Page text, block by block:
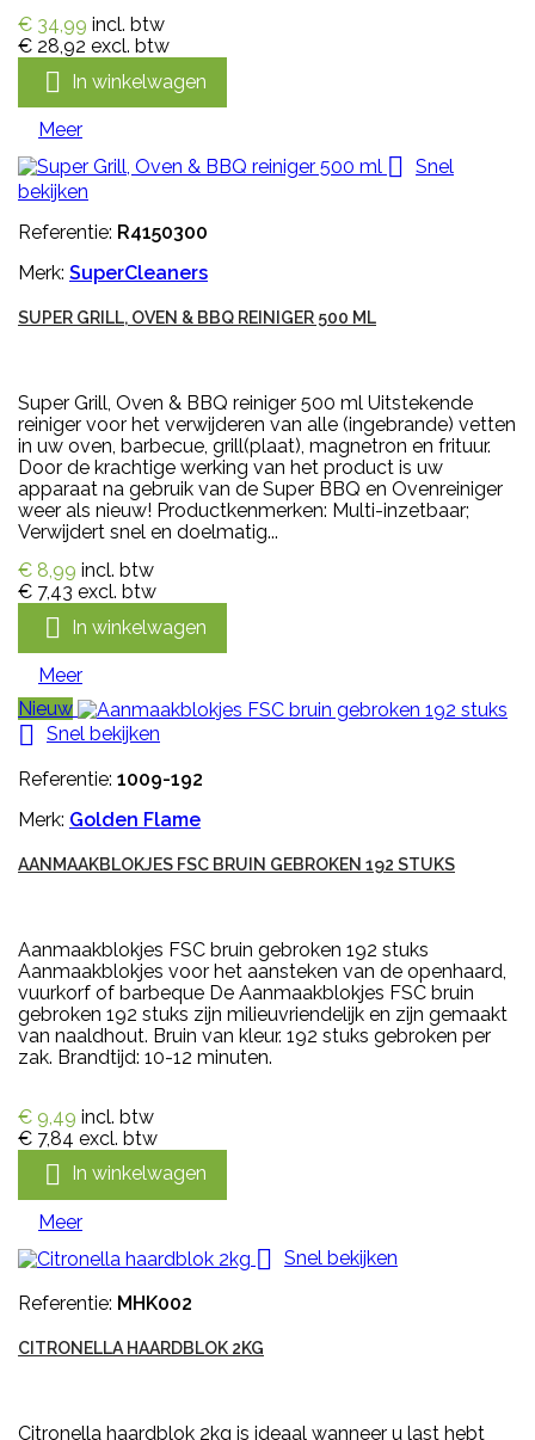
€ 34,99 incl. btw
€ 28,92 excl. btw
 In winkelwagen
Meer

Snel
bekijken
Referentie: R4150300
Merk: SuperCleaners
SUPER GRILL, OVEN & BBQ REINIGER 500 ML
Super Grill, Oven & BBQ reiniger 500 ml Uitstekende
reiniger voor het verwijderen van alle (ingebrande) vetten
in uw oven, barbecue, grill(plaat), magnetron en frituur.
Door de krachtige werking van het product is uw
apparaat na gebruik van de Super BBQ en Ovenreiniger
weer als nieuw! Productkenmerken: Multi-inzetbaar;
Verwijdert snel en doelmatig...
€ 8,99 incl. btw
€ 7,43 excl. btw
 In winkelwagen
Meer
Nieuw

Snel bekijken
Referentie: 1009-192
Merk: Golden Flame
AANMAAKBLOKJES FSC BRUIN GEBROKEN 192 STUKS
Aanmaakblokjes FSC bruin gebroken 192 stuks
Aanmaakblokjes voor het aansteken van de openhaard,
vuurkorf of barbeque De Aanmaakblokjes FSC bruin
gebroken 192 stuks zijn milieuvriendelijk en zijn gemaakt
van naaldhout. Bruin van kleur. 192 stuks gebroken per
zak. Brandtijd: 10-12 minuten.
€ 9,49 incl. btw
€ 7,84 excl. btw
 In winkelwagen
Meer

Snel bekijken
Referentie: MHK002
CITRONELLA HAARDBLOK 2KG
Citronella haardblok 2kg is ideaal wanneer u last hebt